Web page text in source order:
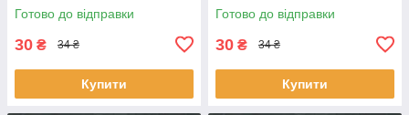
Готово до відправки
30 ₴ 34 ₴
Купити
Готово до відправки
30 ₴ 34 ₴
Купити